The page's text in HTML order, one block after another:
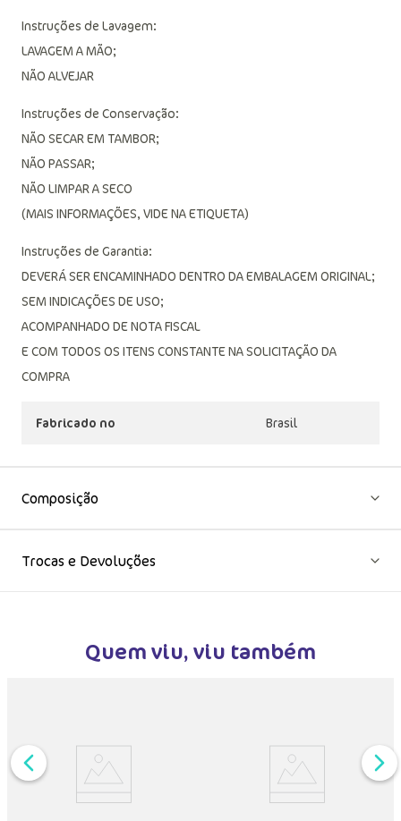
Instruções de Lavagem:
LAVAGEM A MÃO;
NÃO ALVEJAR
Instruções de Conservação:
NÃO SECAR EM TAMBOR;
NÃO PASSAR;
NÃO LIMPAR A SECO
(MAIS INFORMAÇÕES, VIDE NA ETIQUETA)
Instruções de Garantia:
DEVERÁ SER ENCAMINHADO DENTRO DA EMBALAGEM ORIGINAL;
SEM INDICAÇÕES DE USO;
ACOMPANHADO DE NOTA FISCAL
E COM TODOS OS ITENS CONSTANTE NA SOLICITAÇÃO DA
COMPRA
Fabricado no Brasil
Composição
Trocas e Devoluções
Quem viu, viu também